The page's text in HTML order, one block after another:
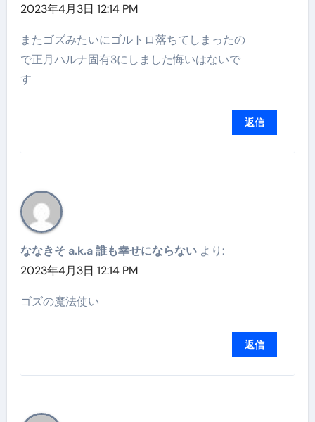
2023年4月3日 12:14 PM
またゴズみたいにゴルトロ落ちてしまったの
で正月ハルナ固有3にしました悔いはないで
す
返信
ななきそ a.k.a 誰も幸せにならない より:
2023年4月3日 12:14 PM
ゴズの魔法使い
返信